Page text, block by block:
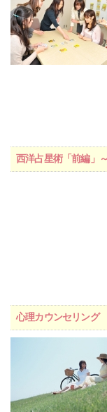
西洋占星術「前編」
心理カウンセリング